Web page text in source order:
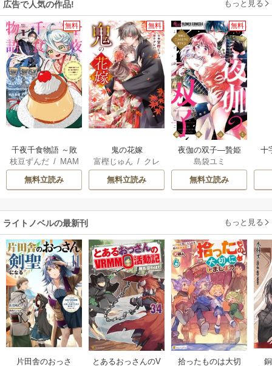
広告で人気の作品! もっと見る
無料
千夜千食物語 ～敗
国の姫ですが氷の
皇子殿下がどうも
溺愛してくれてい
枝豆ずんだ/ MAM
AKOTO
/ 鴉羽凛燈
無料立読み
無料
鬼の花嫁
富樫じゅん / クレ
ハ
無料立読み
無料
夜伽の双子―贄姫
は二人の王子に愛
される―
島袋ユミ
無料立読み
十
ライトノベルの最新刊 もっと見る
片田舎のおっさ
とあるおっさんのV
拾ったものは大切